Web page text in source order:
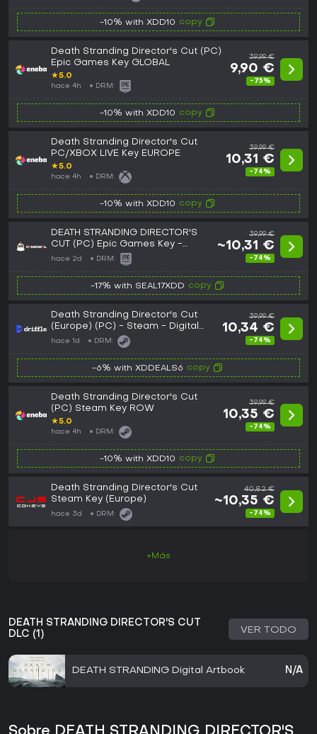
-10% with XDD10 copy
Death Stranding Director's Cut (PC)
Epic Games Key GLOBAL
★5.0
hace 4h DRM:
39,99 €
9,90 €
-75%
-10% with XDD10 copy
Death Stranding Director's Cut
PC/XBOX LIVE Key EUROPE
★5.0
hace 4h DRM:
39,99 €
10,31 €
-74%
-10% with XDD10 copy
DEATH STRANDING DIRECTOR'S
CUT (PC) Epic Games Key -
GLOBAL
hace 2d DRM:
39,99 €
~10,31 €
-74%
-17% with SEAL17XDD copy
Death Stranding Director's Cut
(Europe) (PC) - Steam - Digital
Key
hace 1d DRM:
39,99 €
10,34 €
-74%
-6% with XDDEALS6 copy
Death Stranding Director's Cut
(PC) Steam Key ROW
★5.0
hace 4h DRM:
39,99 €
10,35 €
-74%
-10% with XDD10 copy
Death Stranding Director's Cut
Steam Key (Europe)
hace 3d DRM:
40,82 €
~10,35 €
-74%
+Más
DEATH STRANDING DIRECTOR'S CUT
DLC (1)
VER TODO
DEATH STRANDING Digital Artbook N/A